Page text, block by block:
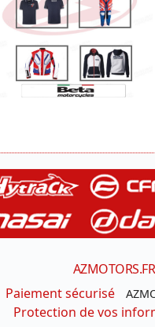
Paiement sécurisé
Protection de vos